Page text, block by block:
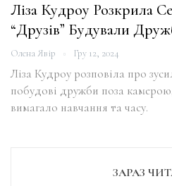
Ліза Кудроу Розкрила
“Друзів” Будували
Олена Явір Гру 12, 2024
Ліза Кудроу розповіла про
побудові дружби поза
вимагало навчання та часу.
ЗАРАЗ